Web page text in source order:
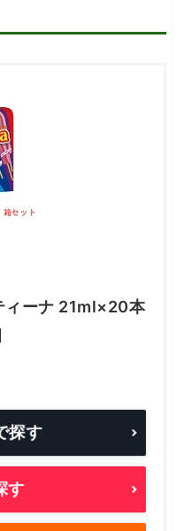
ィーナ 21ml×20本
探す
す